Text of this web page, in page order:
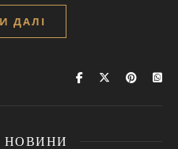
ДАЛІ
НОВИНИ